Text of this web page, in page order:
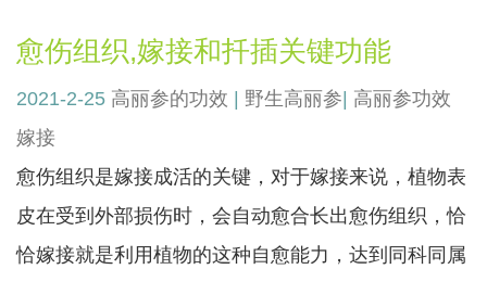
愈伤组织,嫁接和扦插关键功能
2021-2-25 高丽参的功效 野生高丽参 高丽参功效
嫁接
愈伤组织是嫁接成活的关键，对于嫁接来说，植物表
皮在受到外部损伤时，会自动愈合长出愈伤组织，恰
恰嫁接就是利用植物的这种自愈能力，达到同科同属